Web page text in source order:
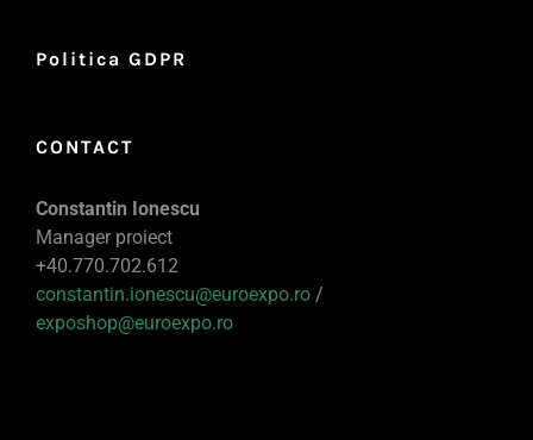
Politica GDPR
CONTACT
Constantin Ionescu
Manager proiect
+40.770.702.612
constantin.ionescu@euroexpo.ro /
exposhop@euroexpo.ro